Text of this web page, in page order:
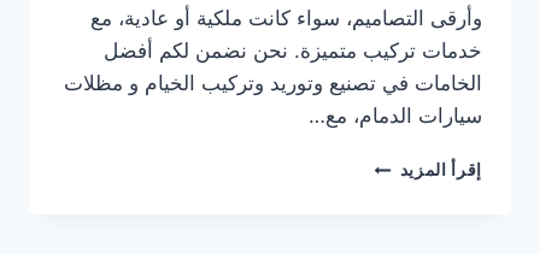
وأرقى التصاميم، سواء كانت ملكية أو عادية، مع
خدمات تركيب متميزة. نحن نضمن لكم أفضل
الخامات في تصنيع وتوريد وتركيب الخيام و مظلات
سيارات الدمام، مع…
إقرأ المزيد بيت